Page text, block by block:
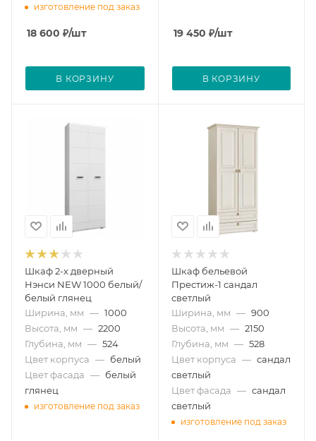
изготовление под заказ
18 600 ₽/шт
В КОРЗИНУ
19 450 ₽/шт
В КОРЗИНУ
Шкаф 2-х дверный
Нэнси NEW 1000 белый/
белый глянец
Ширина, мм — 1000
Высота, мм — 2200
Глубина, мм — 524
Цвет корпуса — белый
Цвет фасада — белый
глянец
изготовление под заказ
Шкаф бельевой
Престиж-1 сандал
светлый
Ширина, мм — 900
Высота, мм — 2150
Глубина, мм — 528
Цвет корпуса — сандал
светлый
Цвет фасада — сандал
светлый
изготовление под заказ